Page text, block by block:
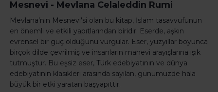
Mesnevi - Mevlana Celaleddin Rumi
Mevlana’nın Mesnevi'si olan bu kitap, İslam tasavvufunun
en önemli ve etkili yapıtlarından biridir. Eserde, aşkın
evrensel bir güç olduğunu vurgular. Eser, yüzyıllar boyunca
birçok dilde çevrilmiş ve insanların manevi arayışlarına ışık
tutmuştur. Bu eşsiz eser, Türk edebiyatının ve dünya
edebiyatının klasikleri arasında sayılan, günümüzde hala
büyük bir etki yaratan başyapıttır.